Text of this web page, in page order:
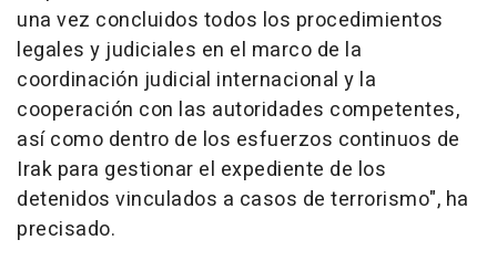
una vez concluidos todos los procedimientos
legales y judiciales en el marco de la
coordinación judicial internacional y la
cooperación con las autoridades competentes,
así como dentro de los esfuerzos continuos de
Irak para gestionar el expediente de los
detenidos vinculados a casos de terrorismo", ha
precisado.